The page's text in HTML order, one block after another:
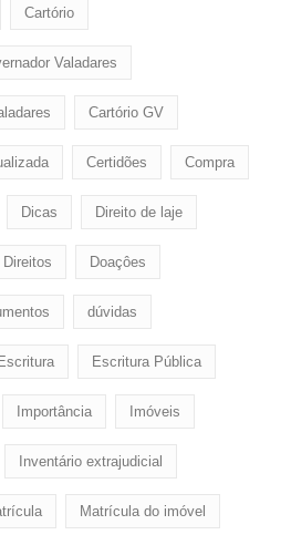
Cartório
Valadares
Cartório GV
Certidões Compra
Dicas Direito de laje
Direitos Doaçôes
dúvidas
Escritura Escritura Pública
Importância Imóveis
Inventário extrajudicial
Matrícula do imóvel